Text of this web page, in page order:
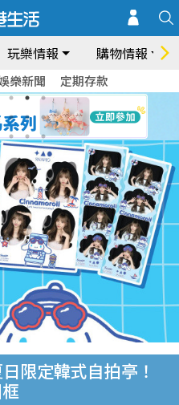
玩樂情報 購物情報
樂新聞 定期存款
限定韓式自拍亭！